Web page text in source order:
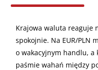
Krajowa waluta reaguje
spokojnie. Na EUR/PLN
o wakacyjnym handlu, a
paśmie wahań między